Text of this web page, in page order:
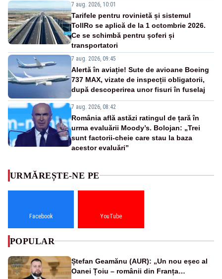
7 aug. 2026, 10:01
Tarifele pentru rovinietă și sistemul
TollRo se aplică de la 1 octombrie 2026.
Ce se schimbă pentru șoferi și
transportatori
7 aug. 2026, 09:45
Alertă în aviație! Sute de avioane Boeing
737 MAX, vizate de inspecții obligatorii,
după descoperirea unor fisuri în fuselaj
7 aug. 2026, 08:42
România află astăzi ratingul de țară în
urma evaluării Moody’s. Bolojan: „Trei
sunt factorii-cheie care stau la baza
acestor evaluări”
URMĂREȘTE-NE PE
Facebook YouTube
POPULAR
Ștefan Geamănu (AUR): „Un nou eșec al
Oanei Țoiu – românii din Franța